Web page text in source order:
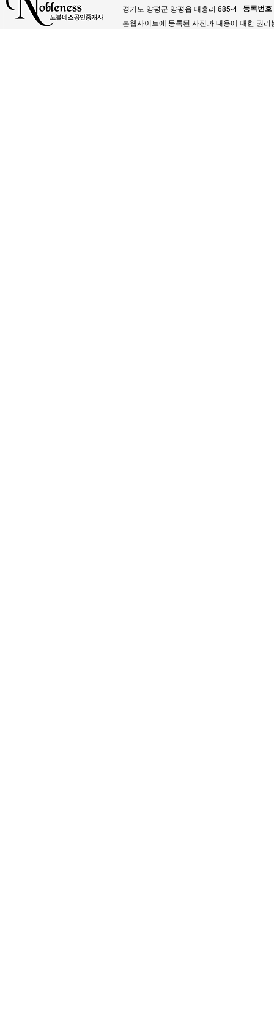
경기도 양평군 양평읍 대흥리 685-4 | 등록번호
본웹사이트에 등록된 사진과 내용에 대한 권